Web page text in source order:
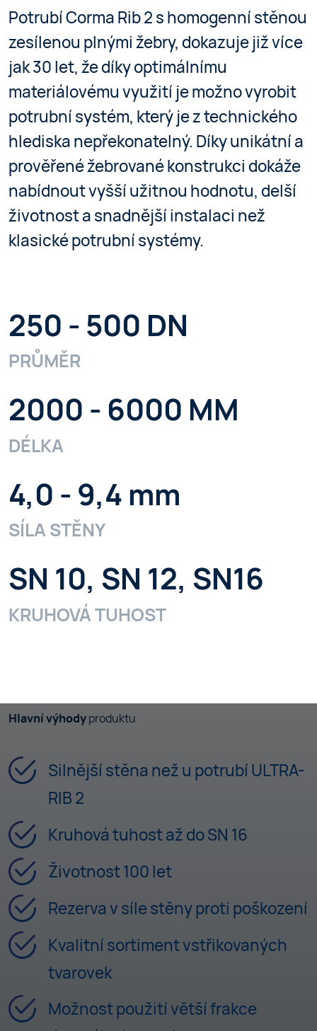
Potrubí Corma Rib 2 s homogenní stěnou
zesílenou plnými žebry, dokazuje již více
jak 30 let, že díky optimálnímu
materiálovému využití je možno vyrobit
potrubní systém, který je z technického
hlediska nepřekonatelný. Díky unikátní a
prověřené žebrované konstrukci dokáže
nabídnout vyšší užitnou hodnotu, delší
životnost a snadnější instalaci než
klasické potrubní systémy.
250 - 500 DN
PRŮMĚR
2000 - 6000 MM
DÉLKA
4,0 - 9,4 mm
SÍLA STĚNY
SN 10, SN 12, SN16
KRUHOVÁ TUHOST
Hlavní výhodyproduktu
Silnější stěna než u potrubí ULTRA-
RIB 2
Kruhová tuhost až do SN 16
Životnost 100 let
Rezerva v síle stěny proti poškození
Kvalitní sortiment vstřikovaných
tvarovek
Možnost použití větší frakce